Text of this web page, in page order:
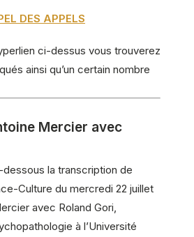
DES APPELS
ci-dessus vous trouverez
ainsi qu’un certain nombre
Mercier avec
la transcription de
Culture du mercredi 22 juillet
avec Roland Gori,
à l’Université